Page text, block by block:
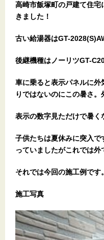
高崎市飯塚町の戸建て住
きました！
古い給湯器はGT-
後継機種はノーリツGT-
車に乗ると表示パネルに外
りではないのにこの暑さ。
表示の数字見ただけで暑く
子供たちは夏休みに突入
っていましたがこれでは外
それでは今回の施工例です。
施工写真